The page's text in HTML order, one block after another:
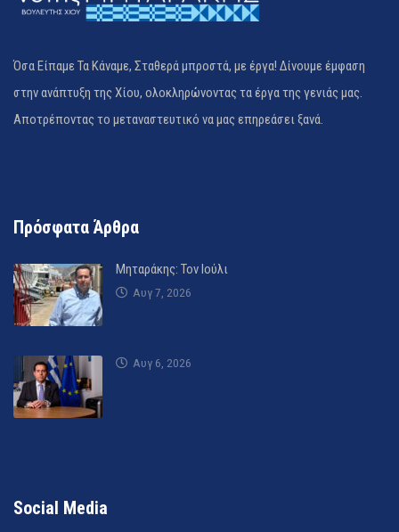
Όσα Είπαμε Τα Κάναμε, Σταθερά μπροστά, με έργα! Δίνουμε έμφαση
στην ανάπτυξη της Χίου, ολοκληρώνοντας τα έργα της γενιάς μας.
Αποτρέποντας το μεταναστευτικό να μας επηρεάσει ξανά.
Πρόσφατα Άρθρα
Μηταράκης: Τον Ιούλι
Αυγ 7, 2026
Αυγ 6, 2026
Social Media